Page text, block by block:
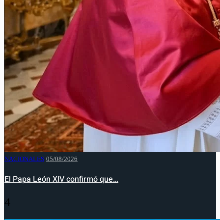
NACIONALES 05/08/2026
El Papa León XIV confirmó que…
4